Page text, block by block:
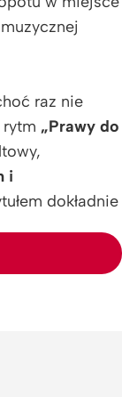
raz nie
rytm „Prawy do
i
dokładnie
świecie
zdobył
czasu